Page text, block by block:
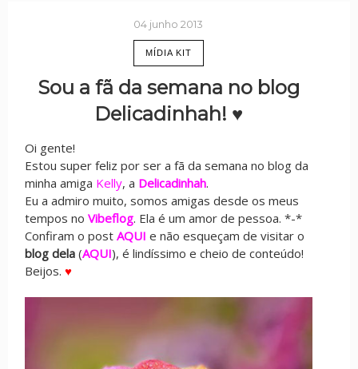
04 junho 2013
MÍDIA KIT
Sou a fã da semana no blog
Delicadinhah! ♥
Oi gente!
Estou super feliz por ser a fã da semana no blog da
minha amiga Kelly, a Delicadinhah.
Eu a admiro muito, somos amigas desde os meus
tempos no Vibeflog. Ela é um amor de pessoa. *-*
Confiram o post AQUI e não esqueçam de visitar o
blog dela (AQUI), é lindíssimo e cheio de conteúdo!
Beijos. ♥